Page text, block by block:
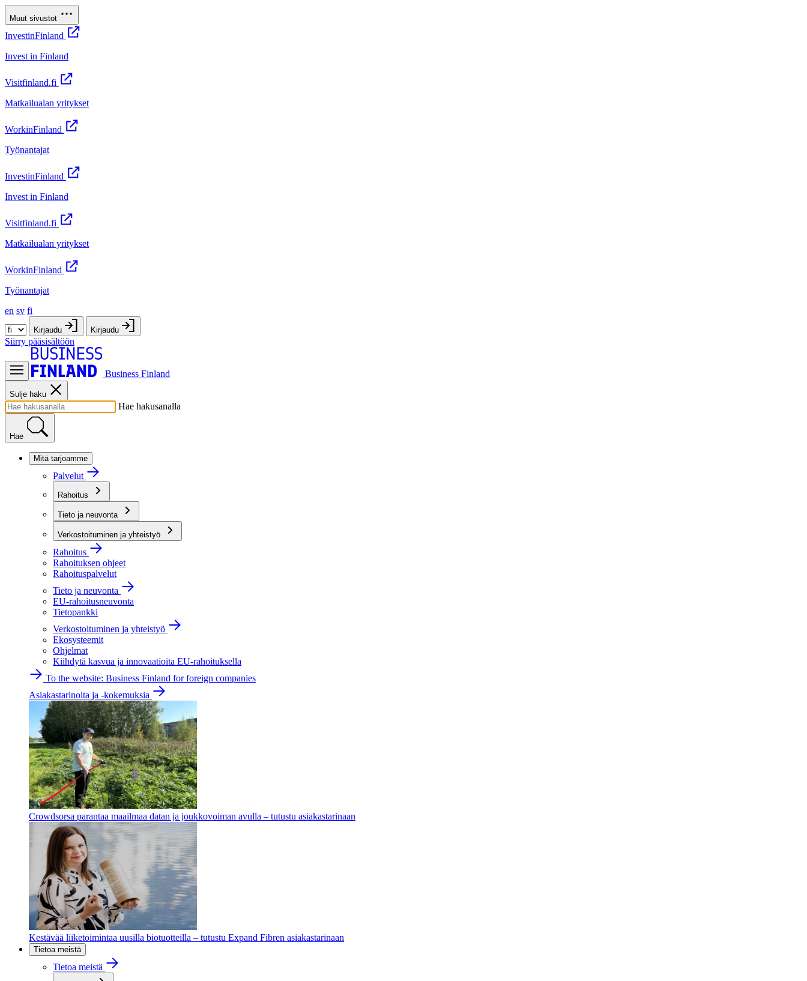
Muut sivustot
InvestinFinland
Invest in Finland
Visitfinland.fi
Matkailualan yritykset
WorkinFinland
Työnantajat
InvestinFinland
Invest in Finland
Visitfinland.fi
Matkailualan yritykset
WorkinFinland
Työnantajat
en sv fi
Kirjaudu Kirjaudu
Siirry pääsisältöön
Business Finland
Sulje haku
Hae hakusanalla
Hae
Mitä tarjoamme
Palvelut
Rahoitus
Tieto ja neuvonta
Verkostoituminen ja yhteistyö
Rahoitus
Rahoituksen ohjeet
Rahoituspalvelut
Tieto ja neuvonta
EU-rahoitusneuvonta
Tietopankki
Verkostoituminen ja yhteistyö
Ekosysteemit
Ohjelmat
Kiihdytä kasvua ja innovaatioita EU-rahoituksella
To the website: Business Finland for foreign companies
Asiakastarinoita ja -kokemuksia
Crowdsorsa parantaa maailmaa datan ja joukkovoiman avulla – tutustu asiakastarinaan
Kestävää liiketoimintaa uusilla biotuotteilla – tutustu Expand Fibren asiakastarinaan
Tietoa meistä
Tietoa meistä